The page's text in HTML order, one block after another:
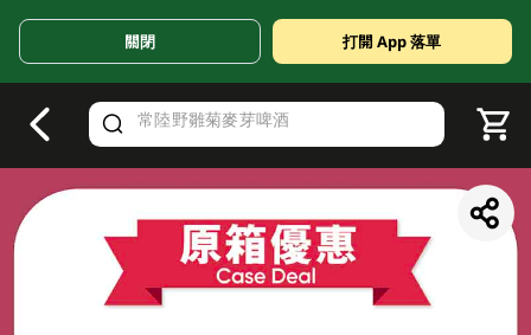
Valid Until 30 June 2026
關閉 打開 App 落單